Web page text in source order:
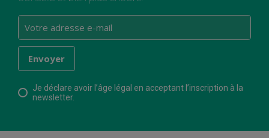
Je déclare avoir l’âge légal en acceptant l’inscription à la
newsletter.